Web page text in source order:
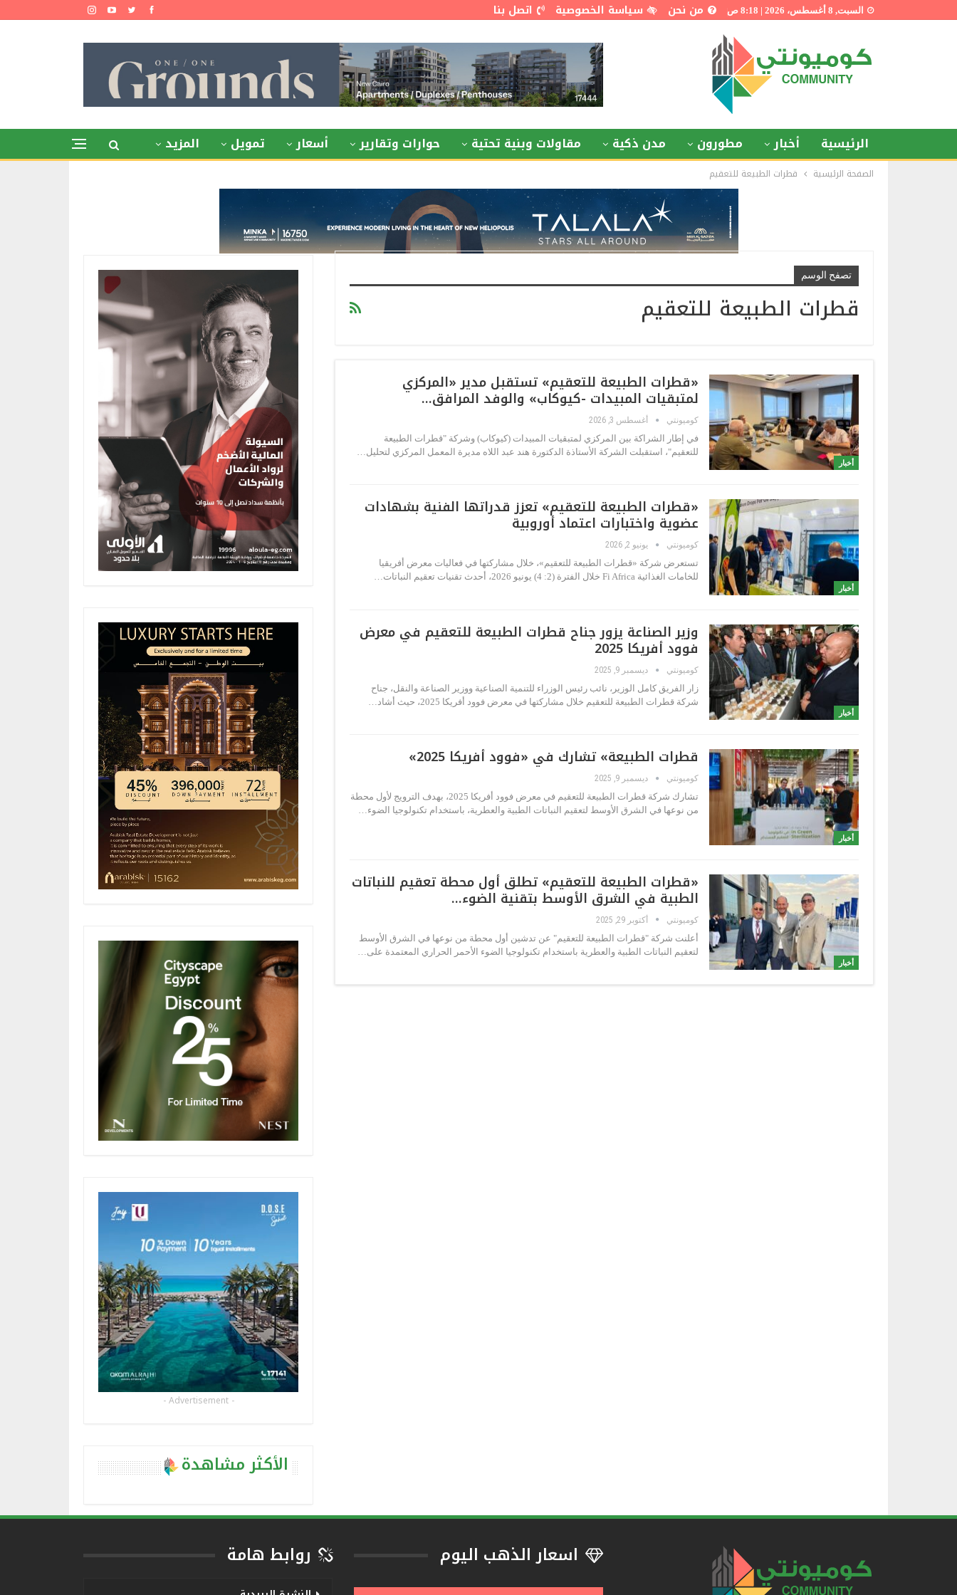
السبت, 8 أغسطس، 2026 | 8:18 ص من نحن سياسة الخصوصية اتصل بنا
الرئيسية أخبار مطورون مدن ذكية مقاولات وبنية تحتية حوارات وتقارير أسعار تمويل المزيد
الصفحة الرئيسية قطرات الطبيعة للتعقيم
تصفح الوسم
قطرات الطبيعة للتعقيم
أخبار
«قطرات الطبيعة للتعقيم» تستقبل مدير «المركزي
لمتبقيات المبيدات -كيوكاب» والوفد المرافق…
كوميونتي أغسطس 3, 2026
في إطار الشراكة بين المركزي لمتبقيات المبيدات (كيوكاب) وشركة "قطرات الطبيعة
للتعقيم"، استقبلت الشركة الأستاذة الدكتورة هند عبد اللاه مديرة المعمل المركزي لتحليل…
أخبار
«قطرات الطبيعة للتعقيم» تعزز قدراتها الفنية بشهادات
عضوية واختبارات اعتماد أوروبية
كوميونتي يونيو 2, 2026
تستعرض شركة «قطرات الطبيعة للتعقيم»، خلال مشاركتها في فعاليات معرض أفريقيا
للخامات الغذائية Fi Africa خلال الفترة (2: 4) يونيو 2026، أحدث تقنيات تعقيم النباتات…
أخبار
وزير الصناعة يزور جناح قطرات الطبيعة للتعقيم في معرض
فوود أفريكا 2025
كوميونتي ديسمبر 9, 2025
زار الفريق كامل الوزير، نائب رئيس الوزراء للتنمية الصناعية ووزير الصناعة والنقل، جناح
شركة قطرات الطبيعة للتعقيم خلال مشاركتها في معرض فوود أفريكا 2025، حيث أشاد…
أخبار
قطرات الطبيعة» تشارك في «فوود أفريكا 2025»
كوميونتي ديسمبر 9, 2025
تشارك شركة قطرات الطبيعة للتعقيم في معرض فوود أفريكا 2025، بهدف الترويج لأول محطة
من نوعها في الشرق الأوسط لتعقيم النباتات الطبية والعطرية، باستخدام تكنولوجيا الضوء…
أخبار
«قطرات الطبيعة للتعقيم» تطلق أول محطة تعقيم للنباتات
الطبية في الشرق الأوسط بتقنية الضوء…
كوميونتي أكتوبر 29, 2025
أعلنت شركة "قطرات الطبيعة للتعقيم" عن تدشين أول محطة من نوعها في الشرق الأوسط
لتعقيم النباتات الطبية والعطرية باستخدام تكنولوجيا الضوء الأحمر الحراري المعتمدة على…
- Advertisement -
الأكثر مشاهدة
اسعار الذهب اليوم روابط هامة